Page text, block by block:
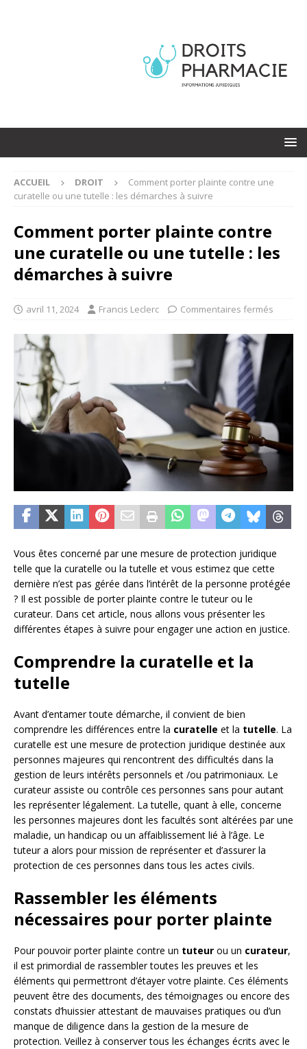
ACCUEIL DROIT
Comment porter plainte contre une
curatelle ou une tutelle : les démarches à suivre
Comment porter plainte contre
une curatelle ou une tutelle : les
démarches à suivre
avril 11, 2024 Francis Leclerc Commentaires fermés
Vous êtes concerné par une mesure de protection juridique
telle que la curatelle ou la tutelle et vous estimez que cette
dernière n’est pas gérée dans l’intérêt de la personne protégée
? Il est possible de porter plainte contre le tuteur ou le
curateur. Dans cet article, nous allons vous présenter les
différentes étapes à suivre pour engager une action en justice.
Comprendre la curatelle et la
tutelle
Avant d’entamer toute démarche, il convient de bien
comprendre les différences entre la curatelle et la tutelle. La
curatelle est une mesure de protection juridique destinée aux
personnes majeures qui rencontrent des difficultés dans la
gestion de leurs intérêts personnels et /ou patrimoniaux. Le
curateur assiste ou contrôle ces personnes sans pour autant
les représenter légalement. La tutelle, quant à elle, concerne
les personnes majeures dont les facultés sont altérées par une
maladie, un handicap ou un affaiblissement lié à l’âge. Le
tuteur a alors pour mission de représenter et d’assurer la
protection de ces personnes dans tous les actes civils.
Rassembler les éléments
nécessaires pour porter plainte
Pour pouvoir porter plainte contre un tuteur ou un curateur,
il est primordial de rassembler toutes les preuves et les
éléments qui permettront d’étayer votre plainte. Ces éléments
peuvent être des documents, des témoignages ou encore des
constats d’huissier attestant de mauvaises pratiques ou d’un
manque de diligence dans la gestion de la mesure de
protection. Veillez à conserver tous les échanges écrits avec le